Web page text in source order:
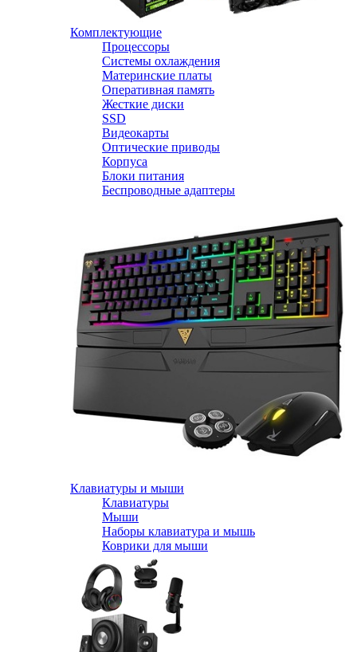
Комплектующие
Процессоры
Системы охлаждения
Материнские платы
Оперативная память
Жесткие диски
SSD
Видеокарты
Оптические приводы
Корпуса
Блоки питания
Беспроводные адаптеры
Клавиатуры и мыши
Клавиатуры
Мыши
Наборы клавиатура и мышь
Коврики для мыши